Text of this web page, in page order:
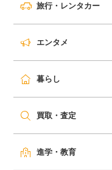
カード比較
毎日ゲット
特集一覧
GMOポイ活の使い方
ヘルプセンター
家計の固定費
旅行・レンタカー
エンタメ
暮らし
買取・査定
進学・教育